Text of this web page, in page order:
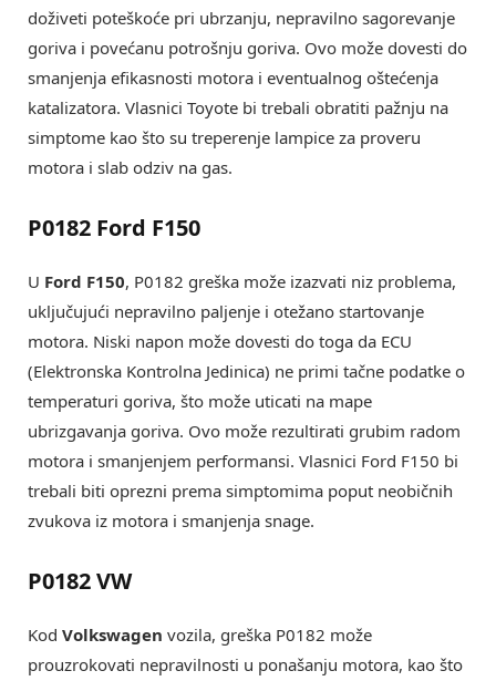
doživeti poteškoće pri ubrzanju, nepravilno sagorevanje
goriva i povećanu potrošnju goriva. Ovo može dovesti do
smanjenja efikasnosti motora i eventualnog oštećenja
katalizatora. Vlasnici Toyote bi trebali obratiti pažnju na
simptome kao što su treperenje lampice za proveru
motora i slab odziv na gas.
P0182 Ford F150
U Ford F150, P0182 greška može izazvati niz problema,
uključujući nepravilno paljenje i otežano startovanje
motora. Niski napon može dovesti do toga da ECU
(Elektronska Kontrolna Jedinica) ne primi tačne podatke o
temperaturi goriva, što može uticati na mape
ubrizgavanja goriva. Ovo može rezultirati grubim radom
motora i smanjenjem performansi. Vlasnici Ford F150 bi
trebali biti oprezni prema simptomima poput neobičnih
zvukova iz motora i smanjenja snage.
P0182 VW
Kod Volkswagen vozila, greška P0182 može
prouzrokovati nepravilnosti u ponašanju motora, kao što